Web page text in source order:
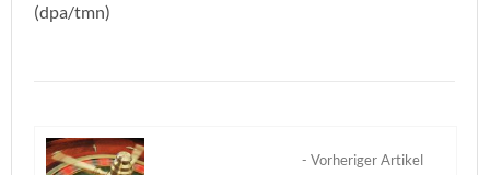
(dpa/tmn)
- Vorheriger Artikel